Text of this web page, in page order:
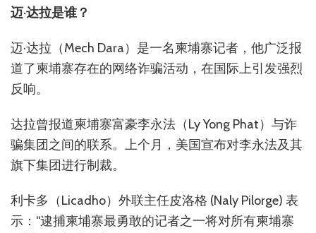
迈·达拉是谁？
迈·达拉（Mech Dara）是一名柬埔寨记者，他广泛报
道了柬埔寨存在的网络诈骗活动，在国际上引发强烈
反响。
达拉曾报道柬埔寨富豪李永法（Ly Yong Phat）与诈
骗集团之间的联系。上个月，美国宣布对李永法及其
旗下集团进行制裁。
利卡多（Licadho）外联主任皮洛格 (Naly Pilorge) 表
示：“逮捕柬埔寨最勇敢的记者之一将对所有柬埔寨